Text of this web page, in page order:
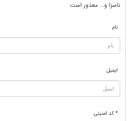
ناسزا و... معذور است
نام
ایمیل
* کد امنیتی